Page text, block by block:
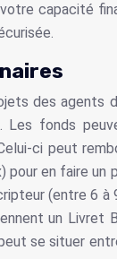
capacité
des
fonds
ci peut
en faire
(entre 6
un
se situer